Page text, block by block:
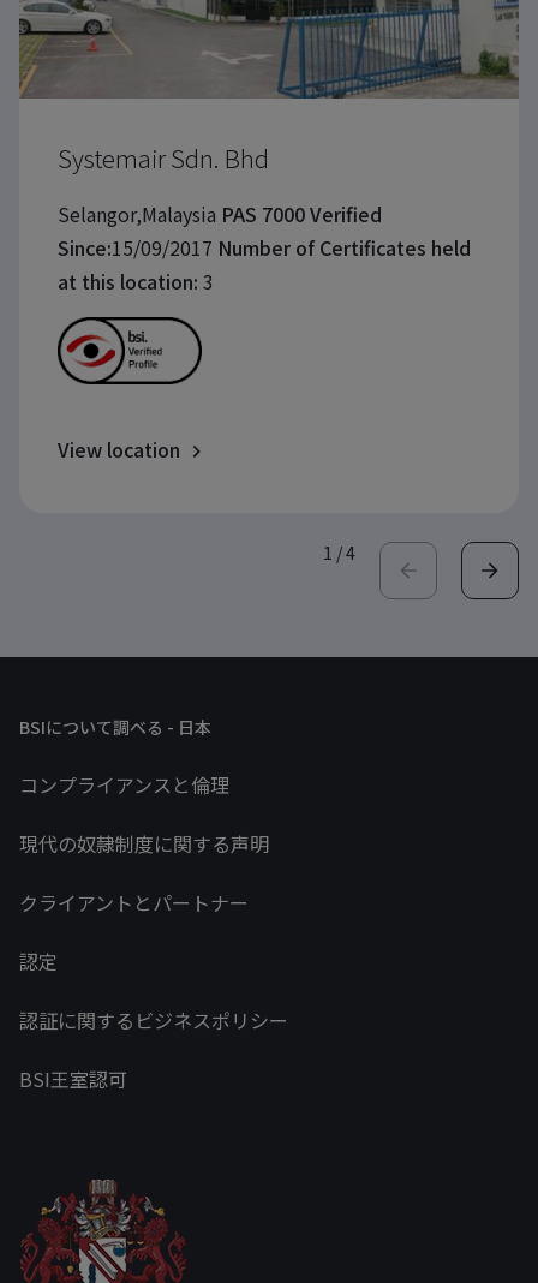
Systemair Sdn. Bhd
Selangor,Malaysia PAS 7000 Verified
Since:15/09/2017 Number of Certificates held
at this location: 3
View location
1 /4
BSIについて調べる - 日本
コンプライアンスと倫理
現代の奴隷制度に関する声明
クライアントとパートナー
認定
認証に関するビジネスポリシー
BSI王室認可